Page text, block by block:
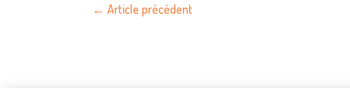
←Article précédent